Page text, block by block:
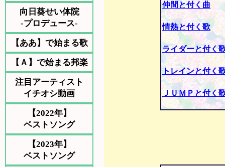
向日葵せい体院
-プロデュース-
【ああ】で始まる歌
【Ａ】で始まる邦楽
注目アーティスト
イチオシ動画
【2022年】
ベストソング
【2023年】
ベストソング
仲間と付く曲
情熱と付く歌
ライダーと付く
トレインと付く
ＪＵＭＰと付く